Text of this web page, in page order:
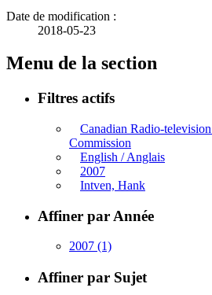
Date de modification :
2018-05-23
Menu de la section
Filtres actifs
Canadian Radio-
Commission
English / Anglais
2007
Intven, Hank
Affiner par Année
2007 (1)
Affiner par Sujet